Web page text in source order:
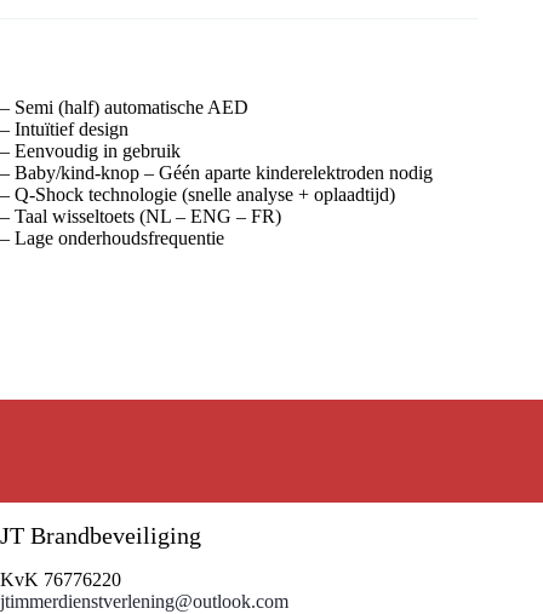
– Semi (half) automatische AED
– Intuïtief design
– Eenvoudig in gebruik
– Baby/kind-knop – Géén aparte kinderelektroden nodig
– Q-Shock technologie (snelle analyse + oplaadtijd)
– Taal wisseltoets (NL – ENG – FR)
– Lage onderhoudsfrequentie
JT Brandbeveiliging
KvK 76776220
jtimmerdienstverlening@outlook.com